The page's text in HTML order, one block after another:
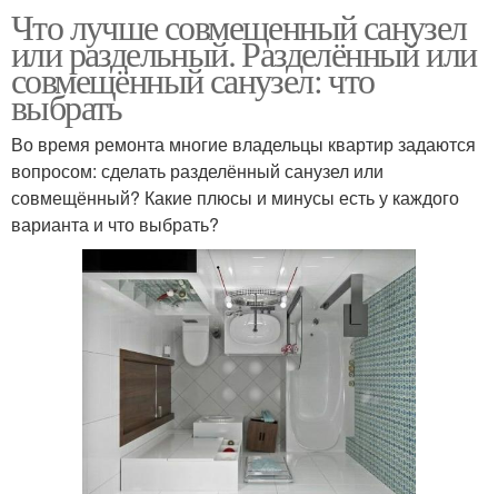
Что лучше совмещенный санузел
или раздельный. Разделённый или
совмещённый санузел: что
выбрать
Во время ремонта многие владельцы квартир задаются
вопросом: сделать разделённый санузел или
совмещённый? Какие плюсы и минусы есть у каждого
варианта и что выбрать?